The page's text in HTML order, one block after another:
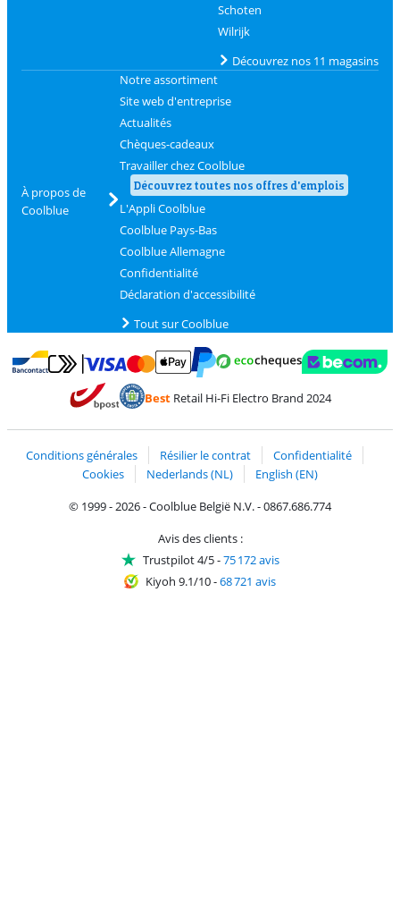
Schoten
Wilrijk
Découvrez nos 11 magasins
À propos de
Coolblue
Notre assortiment
Site web d'entreprise
Actualités
Chèques-cadeaux
Travailler chez Coolblue
Découvrez toutes nos offres d'emplois
L'Appli Coolblue
Coolblue Pays-Bas
Coolblue Allemagne
Confidentialité
Déclaration d'accessibilité
Tout sur Coolblue
Payer avec Bancontact
Payer avec MasterCard et Visa via ClickToPay
Payer avec PayPal
BestRetail Hi-Fi Electro Brand 2024
Conditions générales Résilier le contrat
Confidentialité
Cookies
Nederlands (NL)
English (EN)
© 1999 - 2026 - Coolblue België N.V. - 0867.686.774
Avis des clients :
Trustpilot 4/5-75 172 avis
Kiyoh 9.1/10-68 721 avis